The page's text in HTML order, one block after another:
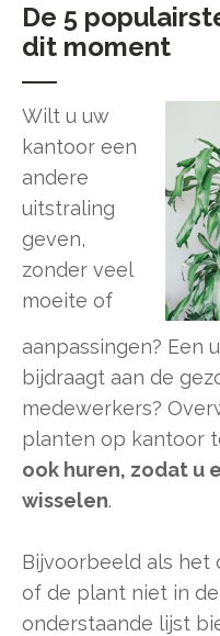
De 5
dit moment
Wilt u uw
kantoor een
andere
uitstraling
geven,
zonder veel
moeite of
aanpassingen? Een
bijdraagt aan de
medewerkers?
planten op kantoor
ook huren, zodat u
wisselen.
Bijvoorbeeld als het
of de plant niet in
onderstaande lijst